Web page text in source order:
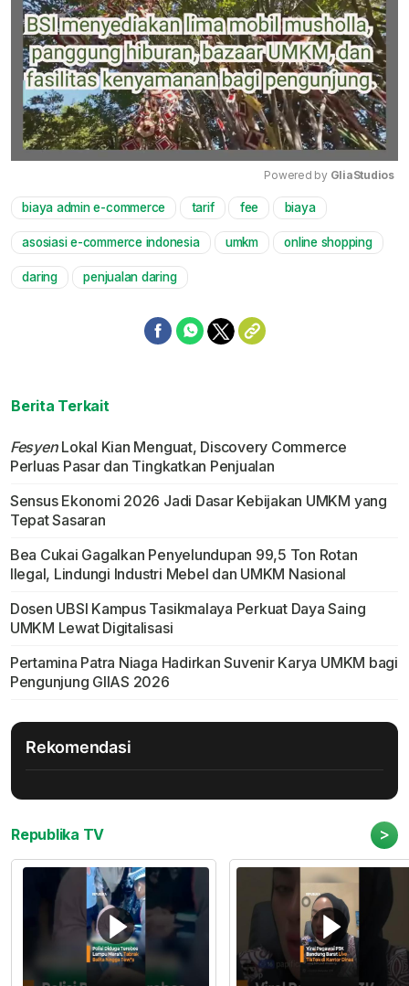
Powered by GliaStudios
biaya admin e-commerce tarif fee biaya
asosiasi e-commerce indonesia umkm online shopping
daring penjualan daring
Berita Terkait
FesyenLokal Kian Menguat, Discovery Commerce
Perluas Pasar dan Tingkatkan Penjualan
Sensus Ekonomi 2026 Jadi Dasar Kebijakan UMKM yang
Tepat Sasaran
Bea Cukai Gagalkan Penyelundupan 99,5 Ton Rotan
Ilegal, Lindungi Industri Mebel dan UMKM Nasional
Dosen UBSI Kampus Tasikmalaya Perkuat Daya Saing
UMKM Lewat Digitalisasi
Pertamina Patra Niaga Hadirkan Suvenir Karya UMKM bagi
Pengunjung GIIAS 2026
Rekomendasi
Republika TV >